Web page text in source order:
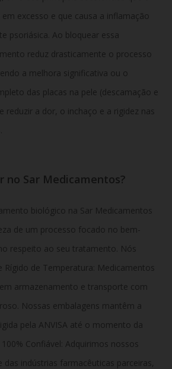
excesso e que causa a inflamação
psoriásica. Ao bloquear essa
reduz drasticamente o processo
a melhora significativa ou o
das placas na pele (descamação e
reduzir a dor, o inchaço e a rigidez nas
no Sar Medicamentos?
biológico na Sar Medicamentos
de um processo focado no bem-
respeito ao seu tratamento. Nós
Rígido de Temperatura: Medicamentos
armazenamento e transporte com
Nossas embalagens mantêm a
pela ANVISA até o momento da
Confiável: Adquirimos nossos
indústrias farmacêuticas parceiras,